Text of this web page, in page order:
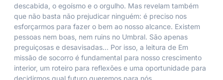
descabida, o egoísmo e o orgulho. Mas revelam também
que não basta não prejudicar ninguém: é preciso nos
esforçarmos para fazer o bem ao nosso alcance. Existem
pessoas nem boas, nem ruins no Umbral. São apenas
preguiçosas e desavisadas… Por isso, a leitura de Em
missão de socorro é fundamental para nosso crescimento
interior, um roteiro para reflexões e uma oportunidade para
decidirmos qual futuro queremos para nós.